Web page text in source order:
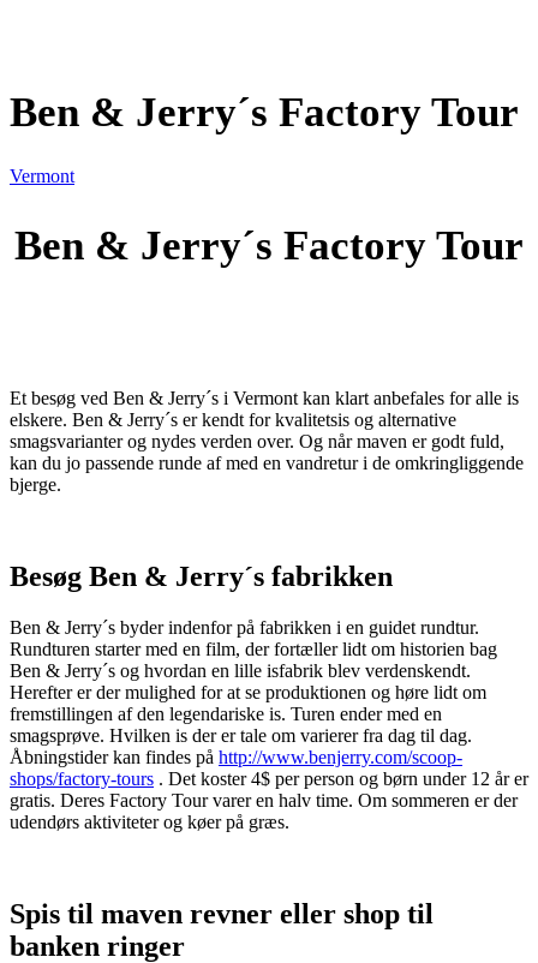
Ben & Jerry´s Factory Tour
Vermont
Ben & Jerry´s Factory Tour
Et besøg ved Ben & Jerry´s i Vermont kan klart anbefales for alle is
elskere. Ben & Jerry´s er kendt for kvalitetsis og alternative
smagsvarianter og nydes verden over. Og når maven er godt fuld,
kan du jo passende runde af med en vandretur i de omkringliggende
bjerge.
Besøg Ben & Jerry´s fabrikken
Ben & Jerry´s byder indenfor på fabrikken i en guidet rundtur.
Rundturen starter med en film, der fortæller lidt om historien bag
Ben & Jerry´s og hvordan en lille isfabrik blev verdenskendt.
Herefter er der mulighed for at se produktionen og høre lidt om
fremstillingen af den legendariske is. Turen ender med en
smagsprøve. Hvilken is der er tale om varierer fra dag til dag.
Åbningstider kan findes på http://www.benjerry.com/scoop-
shops/factory-tours . Det koster 4$ per person og børn under 12 år er
gratis. Deres Factory Tour varer en halv time. Om sommeren er der
udendørs aktiviteter og køer på græs.
Spis til maven revner eller shop til
banken ringer